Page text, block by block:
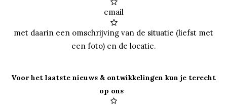

email

met daarin een omschrijving van de situatie (liefst met
een foto) en de locatie.
Voor het laatste nieuws & ontwikkelingen kun je terecht
op ons
